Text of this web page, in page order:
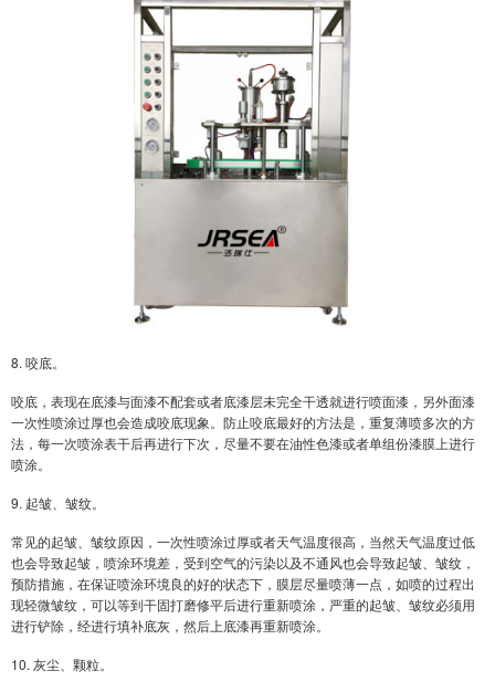
8. 咬底。
咬底，表现在底漆与面漆不配套或者底漆层未完全干透就进行喷面漆，另外面漆
一次性喷涂过厚也会造成咬底现象。防止咬底最好的方法是，重复薄喷多次的方
法，每一次喷涂表干后再进行下次，尽量不要在油性色漆或者单组份漆膜上进行
喷涂。
9. 起皱、皱纹。
常见的起皱、皱纹原因，一次性喷涂过厚或者天气温度很高，当然天气温度过低
也会导致起皱，喷涂环境差，受到空气的污染以及不通风也会导致起皱、皱纹，
预防措施，在保证喷涂环境良的好的状态下，膜层尽量喷薄一点，如喷的过程出
现轻微皱纹，可以等到干固打磨修平后进行重新喷涂，严重的起皱、皱纹必须用
进行铲除，经进行填补底灰，然后上底漆再重新喷涂。
10. 灰尘、颗粒。